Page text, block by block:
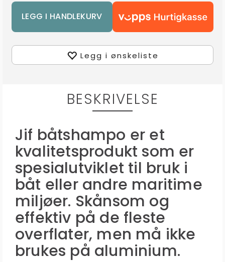
Legg i ønskeliste
BESKRIVELSE
Jif båtshampo er et
kvalitetsprodukt som er
spesialutviklet til bruk i
båt eller andre maritime
miljøer. Skånsom og
effektiv på de fleste
overflater, men må ikke
brukes på aluminium.